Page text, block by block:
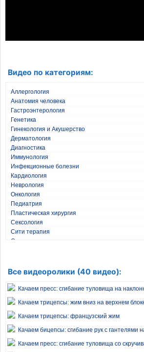
Видео по категориям:
Аллергология
Анатомия человека
Гастроэнтерология
Генетика
Гинекология и Акушерство
Дерматология
Диагностика
Иммунология
Инфекционные болезни
Кардиология
Неврология
Онкология
Педиатрия
Пластическая хирургия
Сексология
Сити терапия
Стоматология
Хирургия
Эндокринология
Все видеоролики (40 видео):
Качаем пресс: сгибание туловища на
Качаем трицепсы: жим вниз на верхнем
Качаем трицепсы: французский жим
Качаем бицепсы: сгибание рук с гантелями
Качаем пресс: сгибание туловища со